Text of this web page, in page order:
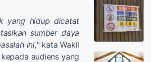
yang hidup dicatat
sumber daya
ini," kata Wakil
audiens yang